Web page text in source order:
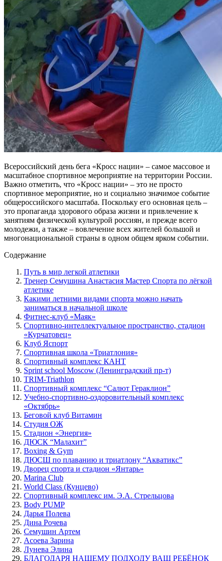
Всероссийский день бега «Кросс нации» – самое массовое и
масштабное спортивное мероприятие на территории России.
Важно отметить, что «Кросс нации» – это не просто
спортивное мероприятие, но и социально значимое событие
общероссийского масштаба. Поскольку его основная цель –
это пропаганда здорового образа жизни и привлечение к
занятиям физической культурой россиян, и прежде всего
молодежи, а также – вовлечение всех жителей большой и
многонациональной страны в одном общем ярком событии.
Содержание
Путь в мир легкой атлетики
Тренер Семушина Анастасия Мастер Спорта по лёгкой
атлетике
Какими летними видами спорта можно начать
заниматься в начальной школе
Фитнес-клуб «Маяк»
Спортивно-интеллектуальное пространство, стадион
«Курчатовец»
Клуб Яспорт
Спортивная школа «Триатлония»
Спортивный комплекс КАНТ
Sprint school Moscow (Ленинградский пр-т)
TRIM-Triathlon
Спортивный комплекс “Салют Гераклион”
Учебно-спортивно-оздоровительный комплекс
«Октябрь»
Беговой клуб Витамин
Студия ОЖ
Стадион «Энергия»
ДЮСК “Малахит”
Boxing & Gym
ДЮСШ по плаванию и триатлону “Акватикс”
Дворец спорта и стадион «Янтарь»
Marina Club
World Class (Кунцево)
Спортивный комплекс им. Э.А. Стрельцова
Body PUMP
Дарья Полева
Дина Рочева
Семушин Артем
Асоева Зарина
Лунева Элина
БЛАГОДАРЯ НАШЕМУ ПОДХОДУ ВАШ РЕБЁНОК